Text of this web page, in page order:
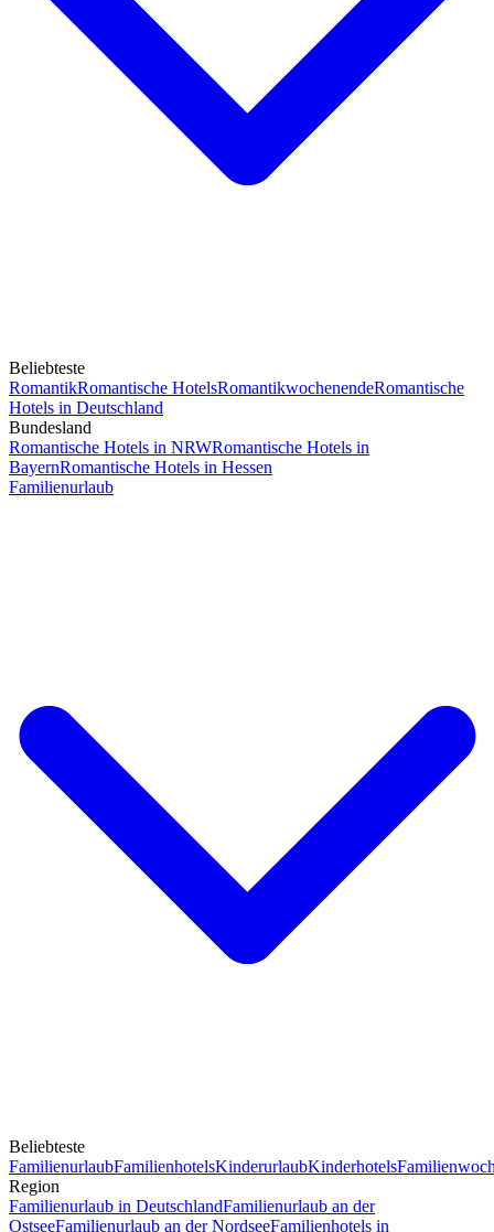
Beliebteste
RomantikRomantische HotelsRomantikwochenendeRomantische
Hotels in Deutschland
Bundesland
Romantische Hotels in NRWRomantische Hotels in
BayernRomantische Hotels in Hessen
Familienurlaub
Beliebteste
FamilienurlaubFamilienhotelsKinderurlaubKinderhotels
Region
Familienurlaub in DeutschlandFamilienurlaub an der
OstseeFamilienurlaub an der NordseeFamilienhotels in